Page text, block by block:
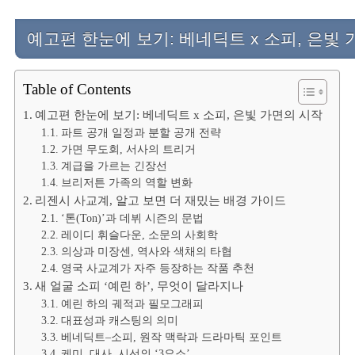
예고편 한눈에 보기: 베네딕트 x 소피, 은빛
Table of Contents
예고편 한눈에 보기: 베네딕트 x 소피, 은빛 가면의 시작
파트 공개 일정과 분할 공개 전략
가면 무도회, 서사의 트리거
계급을 가르는 긴장선
브리저튼 가족의 역할 변화
리젠시 사교계, 알고 보면 더 재밌는 배경 가이드
‘톤(Ton)’과 데뷔 시즌의 문법
레이디 휘슬다운, 소문의 사회학
의상과 미장센, 역사와 색채의 타협
영국 사교계가 자주 등장하는 작품 추천
새 얼굴 소피 ‘예린 하’, 무엇이 달라지나
예린 하의 궤적과 필모그래피
대표성과 캐스팅의 의미
베네딕트–소피, 원작 맥락과 드라마틱 포인트